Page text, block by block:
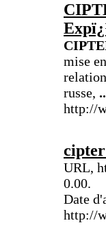
mise en
russe,
http://
cipter
URL,
0.00.
Date
http://